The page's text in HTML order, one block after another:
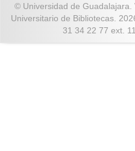
© Universidad de
Universitario de Bibliotecas.
31 34 22 77 ext.